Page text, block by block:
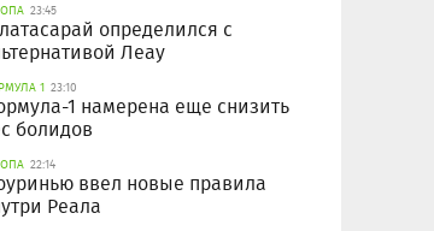
23:45
определился с
Леау
1 23:10
1 намерена еще снизить
болидов
22:14
ввел новые правила
Реала